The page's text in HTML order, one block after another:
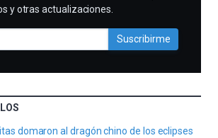
y otras actualizaciones.
Suscribirme
domaron al dragón chino de los eclipses